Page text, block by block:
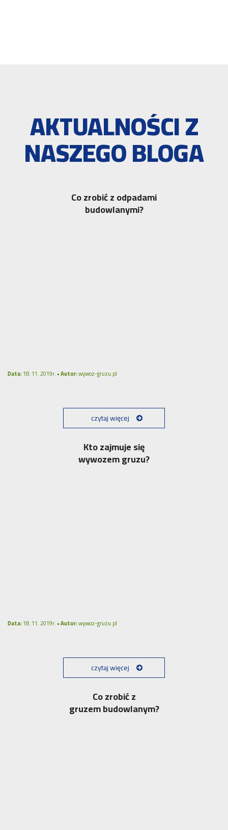
AKTUALNOŚCI Z
NASZEGO BLOGA
Co zrobić z odpadami
budowlanymi?
Data:18. 11. 2019r. •Autor:wywoz-gruzu.pl
czytaj więcej
Kto zajmuje się
wywozem gruzu?
Data:18. 11. 2019r. •Autor:wywoz-gruzu.pl
czytaj więcej
Co zrobić z
gruzem budowlanym?